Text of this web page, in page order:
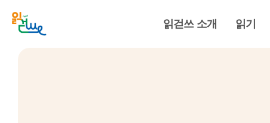
읽걷쓰 소개 읽기